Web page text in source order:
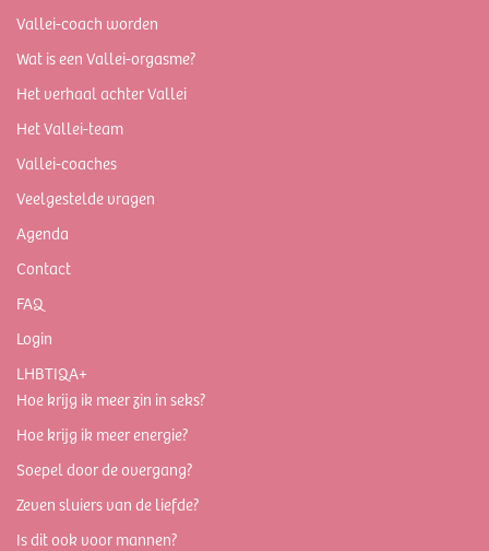
Vallei-coach worden
Wat is een Vallei-orgasme?
Het verhaal achter Vallei
Het Vallei-team
Vallei-coaches
Veelgestelde vragen
Agenda
Contact
FAQ
Login
LHBTIQA+
Hoe krijg ik meer zin in seks?
Hoe krijg ik meer energie?
Soepel door de overgang?
Zeven sluiers van de liefde?
Is dit ook voor mannen?